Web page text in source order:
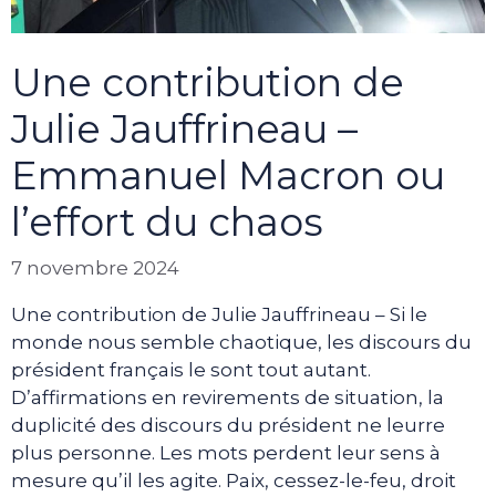
Une contribution de
Julie Jauffrineau –
Emmanuel Macron ou
l’effort du chaos
7 novembre 2024
Une contribution de Julie Jauffrineau – Si le
monde nous semble chaotique, les discours du
président français le sont tout autant.
D’affirmations en revirements de situation, la
duplicité des discours du président ne leurre
plus personne. Les mots perdent leur sens à
mesure qu’il les agite. Paix, cessez-le-feu, droit